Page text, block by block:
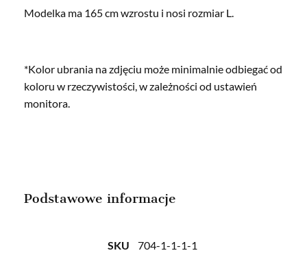
Modelka ma 165 cm wzrostu i nosi rozmiar L.
*Kolor ubrania na zdjęciu może minimalnie odbiegać od
koloru w rzeczywistości, w zależności od ustawień
monitora.
Podstawowe informacje
SKU 704-1-1-1-1